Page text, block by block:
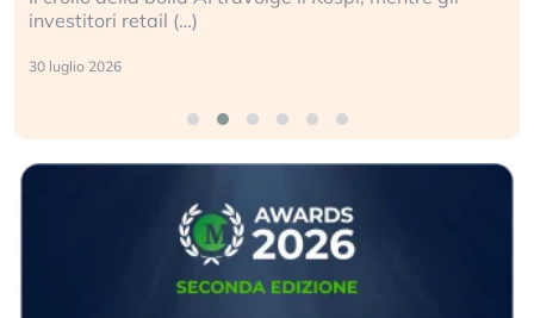
investitori retail (…)
30 luglio 2026